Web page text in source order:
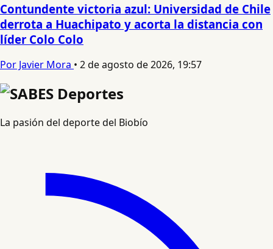
Contundente victoria azul: Universidad de Chile
derrota a Huachipato y acorta la distancia con
líder Colo Colo
Por Javier Mora • 2 de agosto de 2026, 19:57
La pasión del deporte del Biobío